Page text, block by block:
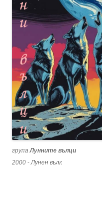
групаЛунните вълци
2000 - Лунен вълк